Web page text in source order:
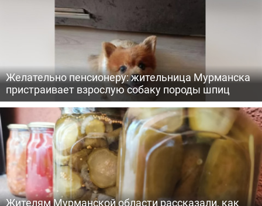
Желательно пенсионеру: жительница Мурманска
пристраивает взрослую собаку породы шпиц
Жителям Мурманской области рассказали, как